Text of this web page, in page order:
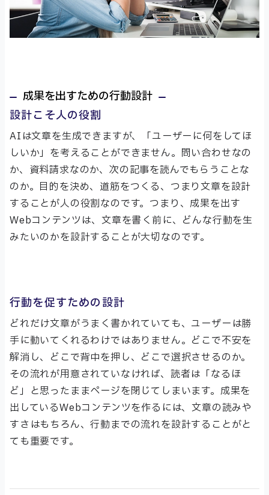
成果を出すための行動設計
設計こそ人の役割
AIは文章を生成できますが、「ユーザーに何をしてほ
しいか」を考えることができません。問い合わせなの
か、資料請求なのか、次の記事を読んでもらうことな
のか。目的を決め、道筋をつくる、つまり文章を設計
することが人の役割なのです。つまり、成果を出す
Webコンテンツは、文章を書く前に、どんな行動を生
みたいのかを設計することが大切なのです。
行動を促すための設計
どれだけ文章がうまく書かれていても、ユーザーは勝
手に動いてくれるわけではありません。どこで不安を
解消し、どこで背中を押し、どこで選択させるのか。
その流れが用意されていなければ、読者は「なるほ
ど」と思ったままページを閉じてしまいます。成果を
出しているWebコンテンツを作るには、文章の読みや
すさはもちろん、行動までの流れを設計することがと
ても重要です。